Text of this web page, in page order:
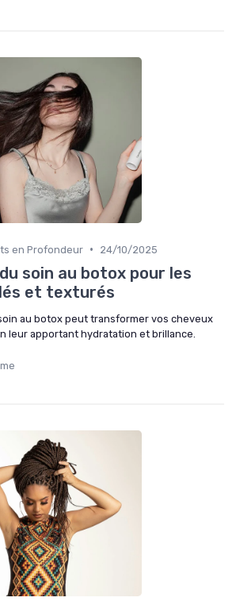
en Profondeur • 24/10/2025
soin au botox pour les
et texturés
au botox peut transformer vos cheveux
leur apportant hydratation et brillance.